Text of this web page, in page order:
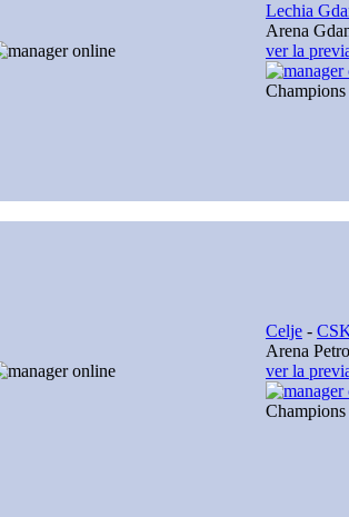
Lechia
Arena
ver la
Celje -
Arena
ver la